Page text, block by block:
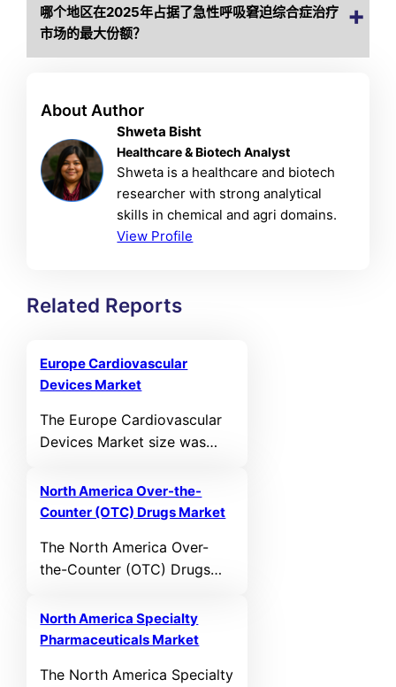
哪个地区在2025年占据了急性呼吸窘迫综合症治疗
市场的最大份额？
About Author
Shweta Bisht
Healthcare & Biotech Analyst
Shweta is a healthcare and biotech
researcher with strong analytical
skills in chemical and agri domains.
View Profile
Related Reports
Europe Cardiovascular
Devices Market
The Europe Cardiovascular
Devices Market size was
in 2021 and reached USD
14,497.23 MN in 2025. It is
23,398.08 MN by 2032,
growing at a CAGR of 5.97%
North America Over-the-
Counter (OTC) Drugs Market
The North America Over-
the-Counter (OTC) Drugs
USD 72,391.68 MN in 2021
and reached USD 93,061.46
to reach USD 155,694.86
North America Specialty
Pharmaceuticals Market
The North America Specialty